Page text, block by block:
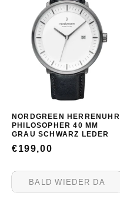
NORDGREEN HERRENUHR
PHILOSOPHER 40 MM
GRAU SCHWARZ LEDER
NORMALER
€199,00
BALD WIEDER DA